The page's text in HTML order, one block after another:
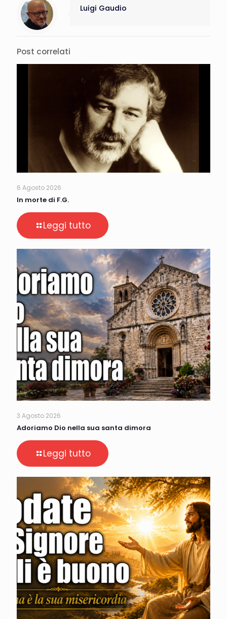
Luigi Gaudio
Post correlati
6 Agosto 2026
In morte di F.G.
Leggi tutto
3 Agosto 2026
Adoriamo Dio nella sua santa dimora
Leggi tutto